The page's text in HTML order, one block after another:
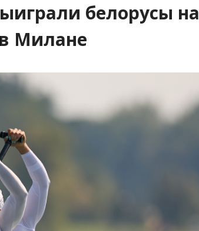
белорусы на
Милане